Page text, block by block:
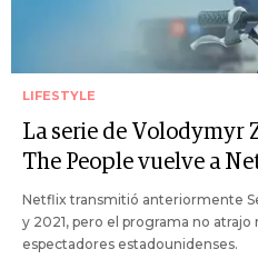
LIFESTYLE
La serie de Volodymyr
The People vuelve a
Netflix transmitió anteriormente
y 2021, pero el programa no
espectadores estadounidenses.